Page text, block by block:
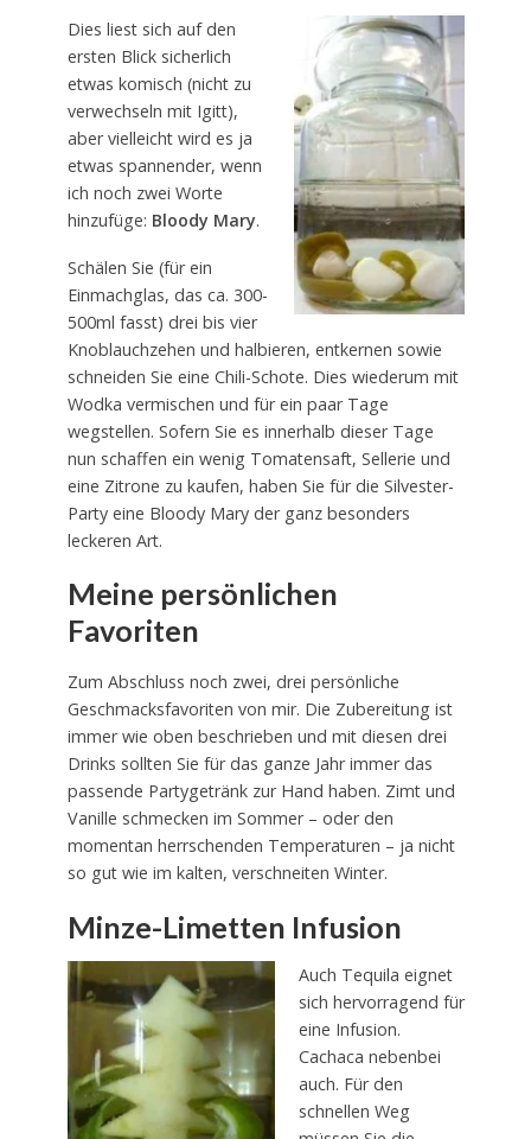
Dies liest sich auf den
ersten Blick sicherlich
etwas komisch (nicht zu
verwechseln mit Igitt),
aber vielleicht wird es ja
etwas spannender, wenn
ich noch zwei Worte
hinzufüge: Bloody Mary.
Schälen Sie (für ein
Einmachglas, das ca. 300-
500ml fasst) drei bis vier
Knoblauchzehen und halbieren, entkernen sowie
schneiden Sie eine Chili-Schote. Dies wiederum mit
Wodka vermischen und für ein paar Tage
wegstellen. Sofern Sie es innerhalb dieser Tage
nun schaffen ein wenig Tomatensaft, Sellerie und
eine Zitrone zu kaufen, haben Sie für die Silvester-
Party eine Bloody Mary der ganz besonders
leckeren Art.
Meine persönlichen
Favoriten
Zum Abschluss noch zwei, drei persönliche
Geschmacksfavoriten von mir. Die Zubereitung ist
immer wie oben beschrieben und mit diesen drei
Drinks sollten Sie für das ganze Jahr immer das
passende Partygetränk zur Hand haben. Zimt und
Vanille schmecken im Sommer – oder den
momentan herrschenden Temperaturen – ja nicht
so gut wie im kalten, verschneiten Winter.
Minze-Limetten Infusion
Auch Tequila eignet
sich hervorragend für
eine Infusion.
Cachaca nebenbei
auch. Für den
schnellen Weg